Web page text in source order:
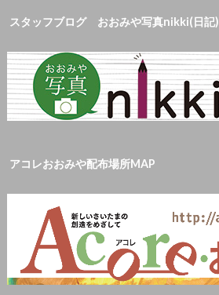
スタッフブログ おおみや写真nikki(日記)
アコレおおみや配布場所MAP